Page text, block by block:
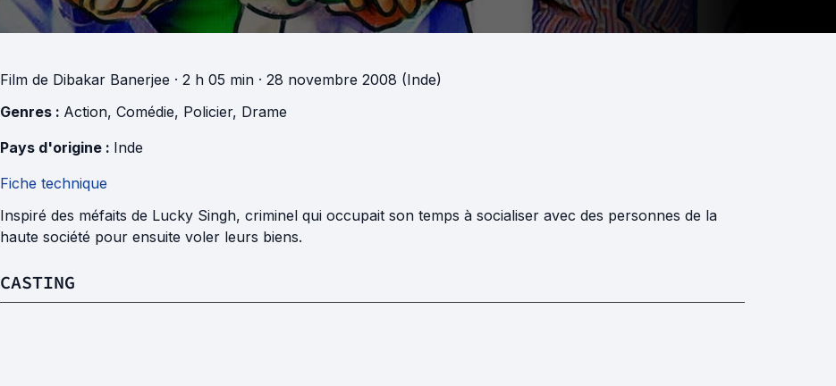
Film de Dibakar Banerjee · 2 h 05 min · 28 novembre 2008 (Inde)
Genres : Action, Comédie, Policier, Drame
Pays d'origine : Inde
Fiche technique
Inspiré des méfaits de Lucky Singh, criminel qui occupait son temps à socialiser avec des personnes de la
haute société pour ensuite voler leurs biens.
CASTING